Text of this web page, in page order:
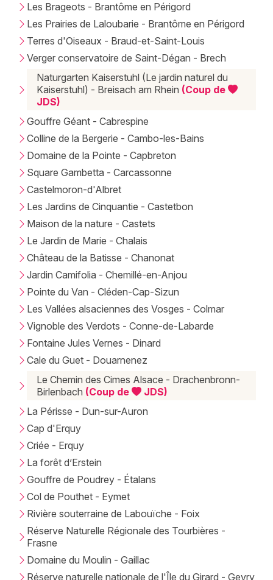
Les Brageots - Brantôme en Périgord
Les Prairies de Laloubarie - Brantôme en Périgord
Terres d'Oiseaux - Braud-et-Saint-Louis
Verger conservatoire de Saint-Dégan - Brech
Naturgarten Kaiserstuhl (Le jardin naturel du
Kaiserstuhl) - Breisach am Rhein (Coup de
JDS)
Gouffre Géant - Cabrespine
Colline de la Bergerie - Cambo-les-Bains
Domaine de la Pointe - Capbreton
Square Gambetta - Carcassonne
Castelmoron-d'Albret
Les Jardins de Cinquantie - Castetbon
Maison de la nature - Castets
Le Jardin de Marie - Chalais
Château de la Batisse - Chanonat
Jardin Camifolia - Chemillé-en-Anjou
Pointe du Van - Cléden-Cap-Sizun
Les Vallées alsaciennes des Vosges - Colmar
Vignoble des Verdots - Conne-de-Labarde
Fontaine Jules Vernes - Dinard
Cale du Guet - Douarnenez
Le Chemin des Cimes Alsace - Drachenbronn-
Birlenbach (Coup de
JDS)
La Périsse - Dun-sur-Auron
Cap d'Erquy
Criée - Erquy
La forêt d’Erstein
Gouffre de Poudrey - Étalans
Col de Pouthet - Eymet
Rivière souterraine de Labouïche - Foix
Réserve Naturelle Régionale des Tourbières -
Frasne
Domaine du Moulin - Gaillac
Réserve naturelle nationale de l'Île du Girard - Gevry